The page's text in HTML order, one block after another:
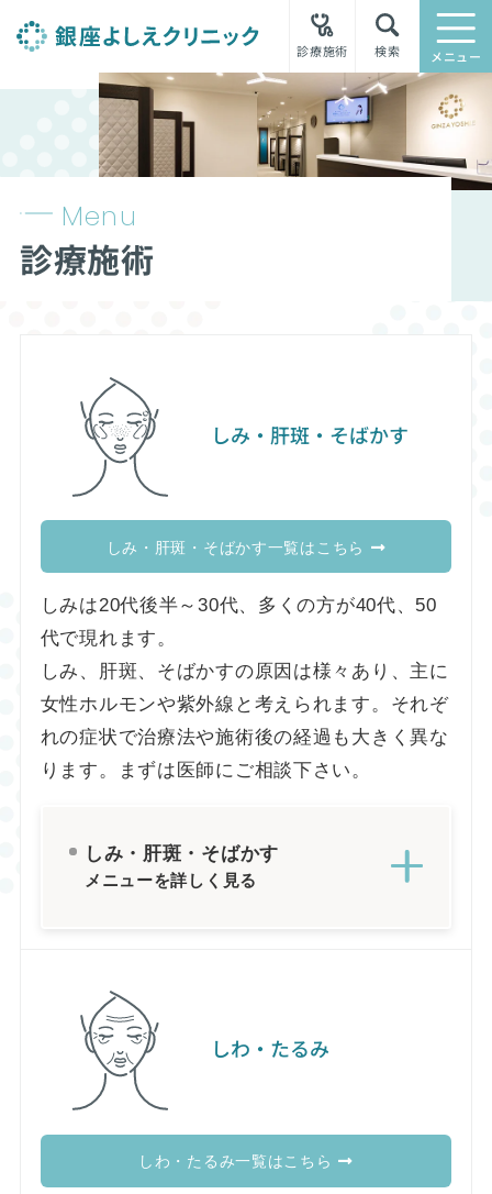
診療施術 検索 メニュー
Menu
診療施術
しみ・肝斑・そばかす
しみ・肝斑・そばかす一覧はこちら
しみは20代後半～30代、多くの方が40代、50
代で現れます。
しみ、肝斑、そばかすの原因は様々あり、主に
女性ホルモンや紫外線と考えられます。それぞ
れの症状で治療法や施術後の経過も大きく異な
ります。まずは医師にご相談下さい。
しみ・肝斑・そばかす
メニューを詳しく見る
しわ・たるみ
しわ・たるみ一覧はこちら